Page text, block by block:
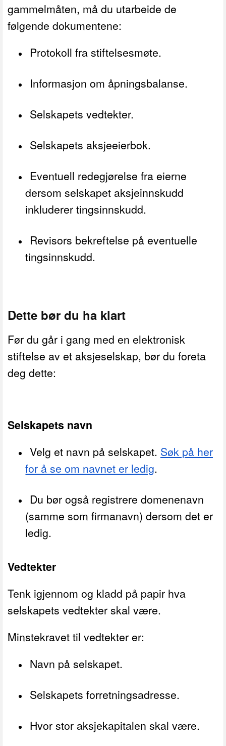
gammelmåten, må du utarbeide de
følgende dokumentene:
Protokoll fra stiftelsesmøte.
Informasjon om åpningsbalanse.
Selskapets vedtekter.
Selskapets aksjeeierbok.
Eventuell redegjørelse fra eierne
dersom selskapet aksjeinnskudd
inkluderer tingsinnskudd.
Revisors bekreftelse på eventuelle
tingsinnskudd.
Dette bør du ha klart
Før du går i gang med en elektronisk
stiftelse av et aksjeselskap, bør du foreta
deg dette:
Selskapets navn
Velg et navn på selskapet. Søk på her
for å se om navnet er ledig.
Du bør også registrere domenenavn
(samme som firmanavn) dersom det er
ledig.
Vedtekter
Tenk igjennom og kladd på papir hva
selskapets vedtekter skal være.
Minstekravet til vedtekter er:
Navn på selskapet.
Selskapets forretningsadresse.
Hvor stor aksjekapitalen skal være.